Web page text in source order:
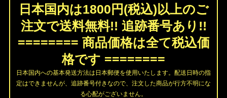
日本国内は1800円(税込)以上のご
注文で送料無料!! 追跡番号あり!!
======== 商品価格は全て税込価
格です ========
日本国内への基本発送方法は日本郵便を使用いたします。配送日時の指
定はできませんが、追跡番号付きなので、注文した商品が行方不明にな
る心配がございません。